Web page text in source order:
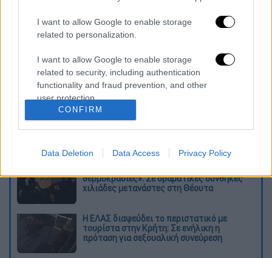
I want to allow Google to enable storage
related to personalization.
I want to allow Google to enable storage
related to security, including authentication
functionality and fraud prevention, and other
user protection.
CONFIRM
Data Deletion Data Access Privacy Policy
λίγα κλάσματα δευτερολέπτων που
απέτρεψαν ακόμη μεγαλύτερη
σιδηροδρομική τραγωδία»
πληρωμής για 2,3 εκατ. νοικοκυριά
Διαβάστε ακόμη
Kadebostany στο ethnos.gr: «Κάποτε
πίστευα ότι το να είσαι outsider ήταν
θερμοκρασίες»: Σε δραματικές συνθήκες
χιλιάδες μετανάστες στη Θέουτα
Η ΕΛΑΣ διαψεύδει το περιστατικό με
τουρίστα στην Κρήτη: Σε ενήλικη η
πρόταση για σεξουαλική συνεύρεση